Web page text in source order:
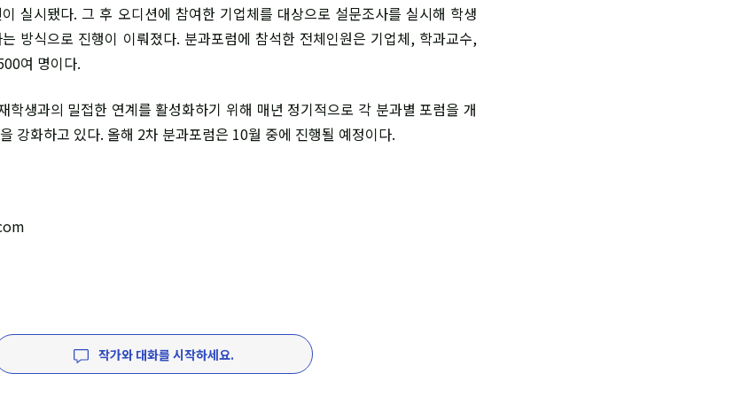
실시됐다. 그 후 오디션에 참여한 기업체를 대상으로 설문조사를 실시해 학생
방식으로 진행이 이뤄졌다. 분과포럼에 참석한 전체인원은 기업체, 학과교수,
여 명이다.
학생과의 밀접한 연계를 활성화하기 위해 매년 정기적으로 각 분과별 포럼을 개
강화하고 있다. 올해 2차 분과포럼은 10월 중에 진행될 예정이다.
작가와 대화를 시작하세요.